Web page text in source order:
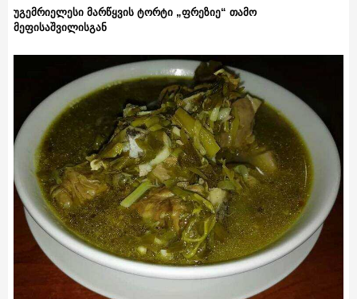
უგემრიელესი მარწყვის ტორტი „ფრეზიე“ თამო
მეფისაშვილისგან